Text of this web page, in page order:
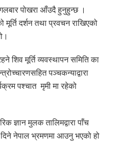
पोखरा आँउदै हुनुहुन्छ ।
मूर्ति दर्शन तथा प्रवचन राखिएको
शिव मूर्ति व्यवस्थापन समिति का
पञ्चकन्याद्वारा
पश्चात मृमी मा रहेको
ज्ञान मुलक तालिमद्वारा पाँच
नेपाल भ्रमणमा आउनु भएको हो